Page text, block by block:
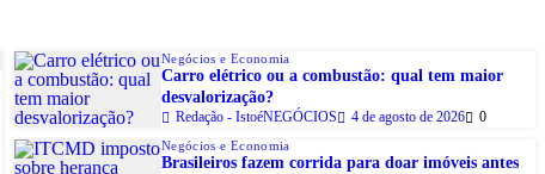
Negócios e Economia
Carro elétrico ou a combustão: qual tem maior
desvalorização?
Redação - IstoéNEGÓCIOS 4 de agosto de 2026 0
Negócios e Economia
Brasileiros fazem corrida para doar imóveis antes